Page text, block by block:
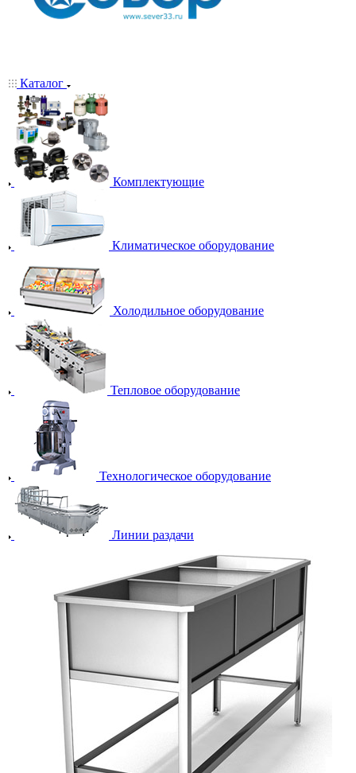
Каталог
Комплектующие
Климатическое оборудование
Холодильное оборудование
Тепловое оборудование
Технологическое оборудование
Линии раздачи